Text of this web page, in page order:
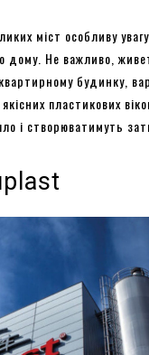
міст особливу
дому. Не важливо,
будинку,
пластикових
і створюватимуть